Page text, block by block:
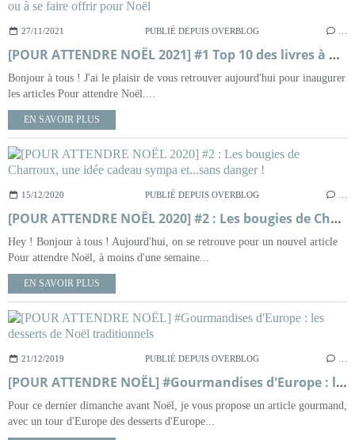
27/11/2021 PUBLIÉ DEPUIS OVERBLOG
[POUR ATTENDRE NOËL 2021] #1 Top 10 des livres à offrir ou à se faire offrir pour Noël
Bonjour à tous ! J'ai le plaisir de vous retrouver aujourd'hui pour inaugurer
les articles Pour attendre Noël....
EN SAVOIR PLUS
15/12/2020 PUBLIÉ DEPUIS OVERBLOG
[POUR ATTENDRE NOËL 2020] #2 : Les bougies de Charroux, une idée cadeau sympa et...sans danger !
Hey ! Bonjour à tous ! Aujourd'hui, on se retrouve pour un nouvel article
Pour attendre Noël, à moins d'une semaine...
EN SAVOIR PLUS
21/12/2019 PUBLIÉ DEPUIS OVERBLOG
[POUR ATTENDRE NOËL] #Gourmandises d'Europe : les desserts de Noël traditionnels
Pour ce dernier dimanche avant Noël, je vous propose un article gourmand,
avec un tour d'Europe des desserts d'Europe...